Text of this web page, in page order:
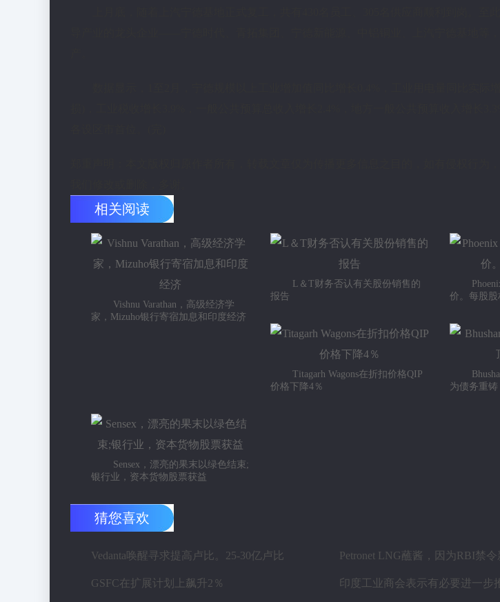
相关阅读
Vishnu Varathan，高级经济学
家，Mizuho银行寄宿加息和印度经济
L＆T财务否认有关股份销售的
报告
价。每股股
Titagarh Wagons在折扣价格QIP
价格下降4％
为债务重铸
Sensex，漂亮的果末以绿色结束;
银行业，资本货物股票获益
猜您喜欢
Vedanta唤醒寻求提高卢比。25-30亿卢比 Petronet LNG蘸酱，因为RBI禁
GSFC在扩展计划上飙升2％